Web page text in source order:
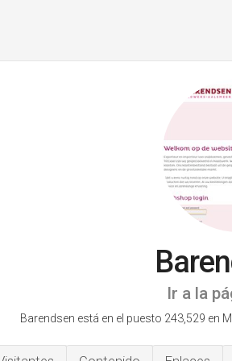
Ir a la
Barendsen está en el puesto 243,529 en